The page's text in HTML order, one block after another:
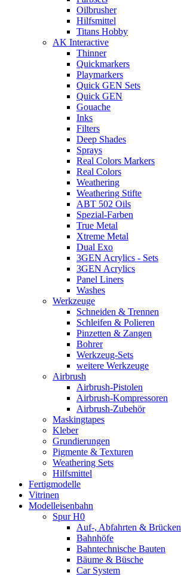
Oilbrusher
Hilfsmittel
Titans Hobby
AK Interactive
Thinner
Quickmarkers
Playmarkers
Quick GEN Sets
Quick GEN
Gouache
Inks
Filters
Deep Shades
Sprays
Real Colors Markers
Real Colors
Weathering
Weathering Stifte
ABT 502 Oils
Spezial-Farben
True Metal
Xtreme Metal
Dual Exo
3GEN Acrylics - Sets
3GEN Acrylics
Panel Liners
Washes
Werkzeuge
Schneiden & Trennen
Schleifen & Polieren
Pinzetten & Zangen
Bohrer
Werkzeug-Sets
weitere Werkzeuge
Airbrush
Airbrush-Pistolen
Airbrush-Kompressoren
Airbrush-Zubehör
Maskingtapes
Kleber
Grundierungen
Pigmente & Texturen
Weathering Sets
Hilfsmittel
Fertigmodelle
Vitrinen
Modelleisenbahn
Spur H0
Auf-, Abfahrten & Brücken
Bahnhöfe
Bahntechnische Bauten
Bäume & Büsche
Car System